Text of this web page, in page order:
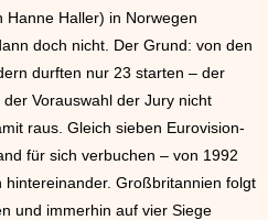
Hanne Haller) in Norwegen
doch nicht. Der Grund: von den
durften nur 23 starten – der
Vorauswahl der Jury nicht
raus. Gleich sieben Eurovision-
für sich verbuchen – von 1992
Großbritannien folgt
und immerhin auf vier Siege